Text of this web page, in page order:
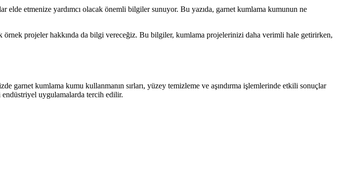
etmenize yardımcı olacak önemli bilgiler sunuyor. Bu yazıda, garnet kumlama kumunun ne
projeler hakkında da bilgi vereceğiz. Bu bilgiler, kumlama projelerinizi daha verimli hale getirirken,
garnet kumlama kumu kullanmanın sırları, yüzey temizleme ve aşındırma işlemlerinde etkili sonuçlar
uygulamalarda tercih edilir.